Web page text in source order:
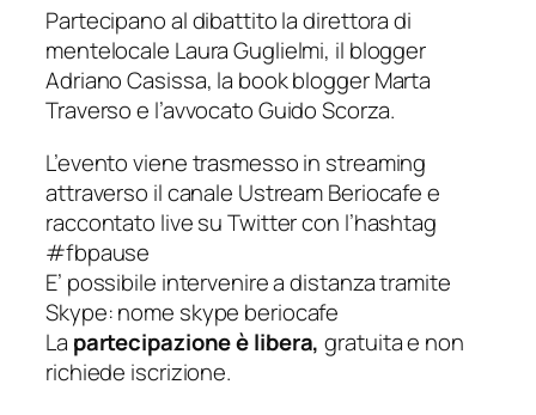
Partecipano al dibattito la direttora di
mentelocale Laura Guglielmi, il blogger
Adriano Casissa, la book blogger Marta
Traverso e l’avvocato Guido Scorza.
L’evento viene trasmesso in streaming
attraverso il canale Ustream Beriocafe e
raccontato live su Twitter con l’hashtag
#fbpause
E’ possibile intervenire a distanza tramite
Skype: nome skype beriocafe
La partecipazione è libera, gratuita e non
richiede iscrizione.